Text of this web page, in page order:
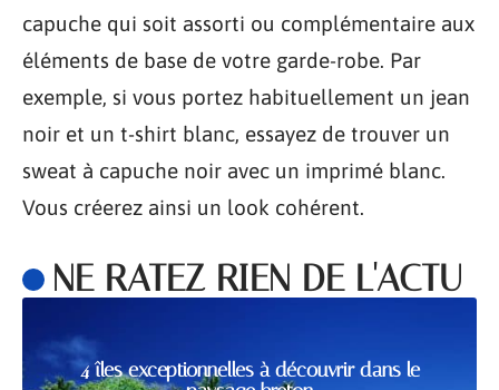
capuche qui soit assorti ou complémentaire aux
éléments de base de votre garde-robe. Par
exemple, si vous portez habituellement un jean
noir et un t-shirt blanc, essayez de trouver un
sweat à capuche noir avec un imprimé blanc.
Vous créerez ainsi un look cohérent.
NE RATEZ RIEN DE L'ACTU
4 îles exceptionnelles à découvrir dans le